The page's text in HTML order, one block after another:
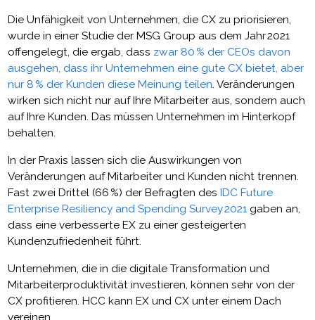
Die Unfähigkeit von Unternehmen, die CX zu priorisieren,
wurde in einer Studie der MSG Group aus dem Jahr 2021
offengelegt, die ergab, dass zwar 80 % der CEOs davon
ausgehen, dass ihr Unternehmen eine gute CX bietet, aber
nur 8 % der Kunden diese Meinung teilen. Veränderungen
wirken sich nicht nur auf Ihre Mitarbeiter aus, sondern auch
auf Ihre Kunden. Das müssen Unternehmen im Hinterkopf
behalten.
In der Praxis lassen sich die Auswirkungen von
Veränderungen auf Mitarbeiter und Kunden nicht trennen.
Fast zwei Drittel (66 %) der Befragten des IDC Future
Enterprise Resiliency and Spending Survey 2021 gaben an,
dass eine verbesserte EX zu einer gesteigerten
Kundenzufriedenheit führt.
Unternehmen, die in die digitale Transformation und
Mitarbeiterproduktivität investieren, können sehr von der
CX profitieren. HCC kann EX und CX unter einem Dach
vereinen.